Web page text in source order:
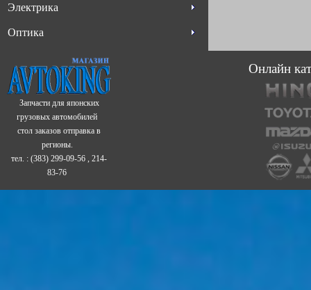
Электрика
Оптика
Онлайн
Запчасти для японских
грузовых автомобилей
стол заказов отправка в
регионы.
тел. : (383) 299-09-56 , 214-
83-76